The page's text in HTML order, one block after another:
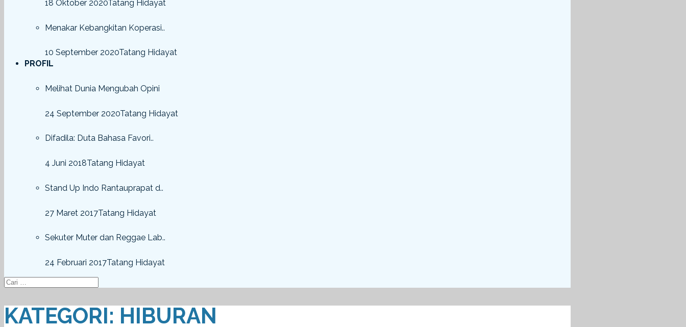
18 Oktober 2020Tatang Hidayat
Menakar Kebangkitan Koperasi..
10 September 2020Tatang Hidayat
PROFIL
Melihat Dunia Mengubah Opini
24 September 2020Tatang Hidayat
Difadila: Duta Bahasa Favori..
4 Juni 2018Tatang Hidayat
Stand Up Indo Rantauprapat d..
27 Maret 2017Tatang Hidayat
Sekuter Muter dan Reggae Lab..
24 Februari 2017Tatang Hidayat
KATEGORI: HIBURAN